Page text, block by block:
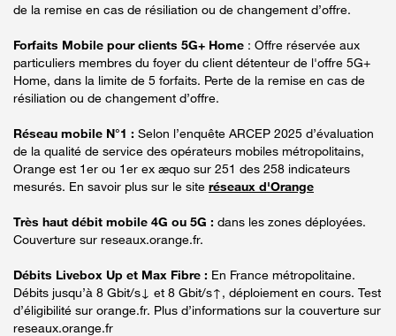
de la remise en cas de résiliation ou de changement d’offre.
Forfaits Mobile pour clients 5G+ Home : Offre réservée aux
particuliers membres du foyer du client détenteur de l'offre 5G+
Home, dans la limite de 5 forfaits. Perte de la remise en cas de
résiliation ou de changement d’offre.
Réseau mobile N°1 : Selon l’enquête ARCEP 2025 d’évaluation
de la qualité de service des opérateurs mobiles métropolitains,
Orange est 1er ou 1er ex æquo sur 251 des 258 indicateurs
mesurés. En savoir plus sur le site réseaux d'Orange
Très haut débit mobile 4G ou 5G : dans les zones déployées.
Couverture sur reseaux.orange.fr.
Débits Livebox Up et Max Fibre : En France métropolitaine.
Débits jusqu’à 8 Gbit/s↓ et 8 Gbit/s↑, déploiement en cours. Test
d’éligibilité sur orange.fr. Plus d’informations sur la couverture sur
reseaux.orange.fr